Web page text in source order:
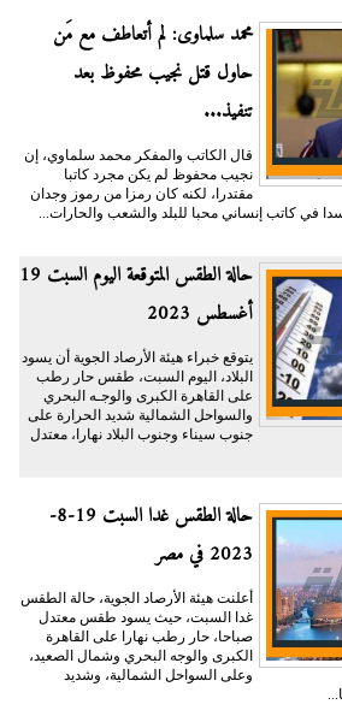
محمد سلماوى: لم أتعاطف مع مَن
حاول قتل نجيب محفوظ بعد
تنفيذ...
قال الكاتب والمفكر محمد سلماوي، إن
نجيب محفوظ لم يكن مجرد كاتبا
مقتدرا، لكنه كان رمزا من رموز وجدان
في كاتب إنساني محبا للبلد والشعب والحارات...
حالة الطقس المتوقعة اليوم السبت 19
أغسطس 2023
يتوقع خبراء هيئة الأرصاد الجوية أن يسود
البلاد، اليوم السبت، طقس حار رطب
على القاهرة الكبرى والوجـه البحري
والسواحل الشمالية شديد الحرارة على
جنوب سيناء وجنوب البلاد نهارا، معتدل
حالة الطقس غدا السبت 19-8-
2023 في مصر
أعلنت هيئة الأرصاد الجوية، حالة الطقس
غدا السبت، حيث يسود طقس معتدل
صباحا، حار رطب نهارا على القاهرة
الكبرى والوجه البحري وشمال الصعيد،
وعلى السواحل الشمالية، وشديد